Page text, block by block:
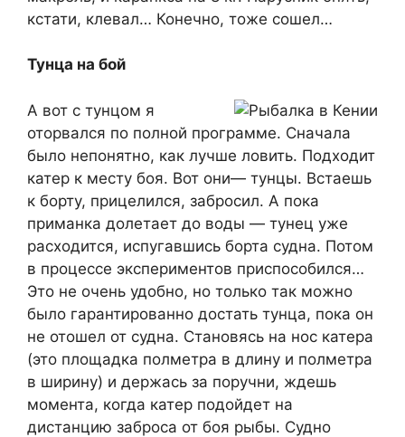
кстати, клевал… Конечно, тоже сошел…
Тунца на бой
А вот с тунцом я
оторвался по полной программе. Сначала
было непонятно, как лучше ловить. Подходит
катер к месту боя. Вот они— тунцы. Встаешь
к борту, прицелился, забросил. А пока
приманка долетает до воды — тунец уже
расходится, испугавшись борта судна. Потом
в процессе экспериментов приспособился…
Это не очень удобно, но только так можно
было гарантированно достать тунца, пока он
не отошел от судна. Становясь на нос катера
(это площадка полметра в длину и полметра
в ширину) и держась за поручни, ждешь
момента, когда катер подойдет на
дистанцию заброса от боя рыбы. Судно